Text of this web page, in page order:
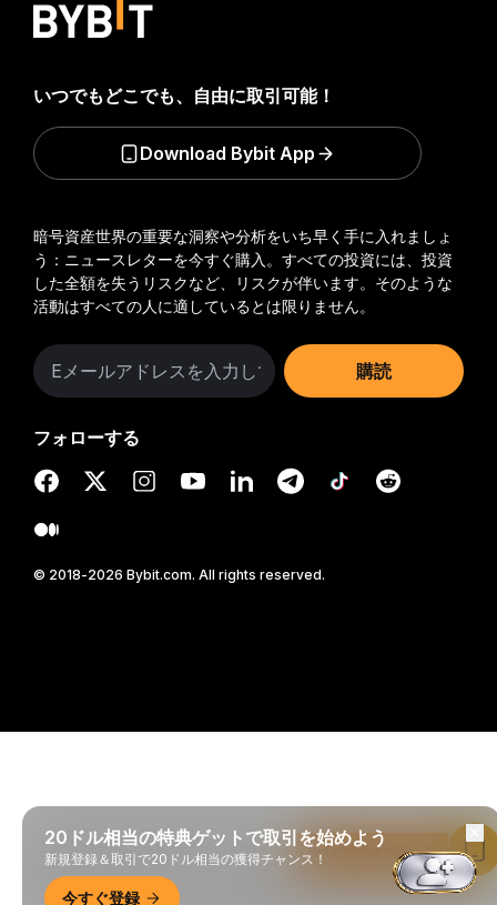
暗号資産世界の重要な洞察や分析をいち早く手に入れましょ
う：ニュースレターを今すぐ購入。 すべての投資には、投資
した全額を失うリスクなど、リスクが伴います。そのような
活動はすべての人に適しているとは限りません。
購読
フォローする
© 2018-2026 Bybit.com. All rights reserved.
いつでもどこでも、自由に取引可能！
Download Bybit App
20ドル相当の特典ゲットで取引を始めよう
新規登録＆取引で20ドル相当の獲得チャンス！
今すぐ登録
Bybitアプリで読む